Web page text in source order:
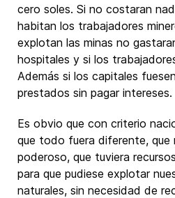
cero soles. Si no costaran
habitan los trabajadores
explotan las minas no
hospitales y si los
Además si los capitales
prestados sin pagar intereses.
Es obvio que con criterio
que todo fuera diferente, que
poderoso, que tuviera
para que pudiese explotar
naturales, sin necesidad de